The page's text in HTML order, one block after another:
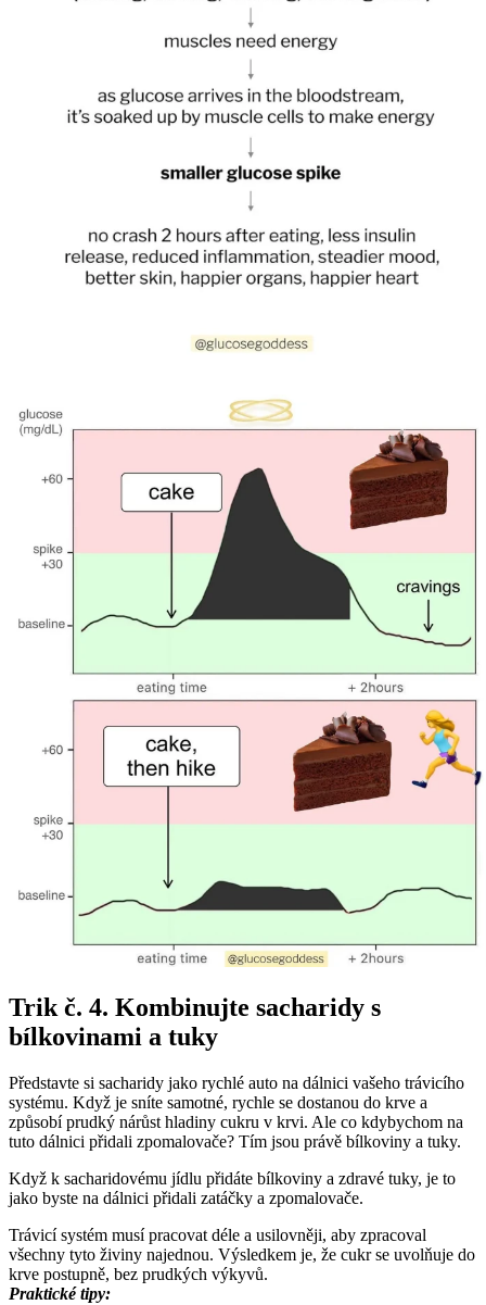
Trik č. 4. Kombinujte sacharidy s
bílkovinami a tuky
Představte si sacharidy jako rychlé auto na dálnici vašeho trávicího
systému. Když je sníte samotné, rychle se dostanou do krve a
způsobí prudký nárůst hladiny cukru v krvi. Ale co kdybychom na
tuto dálnici přidali zpomalovače? Tím jsou právě bílkoviny a tuky.
Když k sacharidovému jídlu přidáte bílkoviny a zdravé tuky, je to
jako byste na dálnici přidali zatáčky a zpomalovače.
Trávicí systém musí pracovat déle a usilovněji, aby zpracoval
všechny tyto živiny najednou. Výsledkem je, že cukr se uvolňuje do
krve postupně, bez prudkých výkyvů.
Praktické tipy: